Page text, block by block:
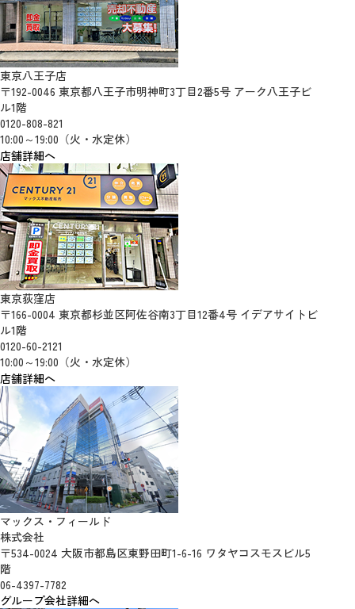
東京八王子店
〒192-0046 東京都八王子市明神町3丁目2番5号 アーク八王子ビ
ル1階
0120-808-821
10:00～19:00（火・水定休）
店舗詳細へ
東京荻窪店
〒166-0004 東京都杉並区阿佐谷南3丁目12番4号 イデアサイトビ
ル1階
0120-60-2121
10:00～19:00（火・水定休）
店舗詳細へ
マックス・フィールド
株式会社
〒534-0024 大阪市都島区東野田町1-6-16 ワタヤコスモスビル5
階
06-4397-7782
グループ会社詳細へ